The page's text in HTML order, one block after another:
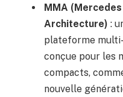
MMA
Architecture) :
plateforme
conçue pour les
compacts,
nouvelle